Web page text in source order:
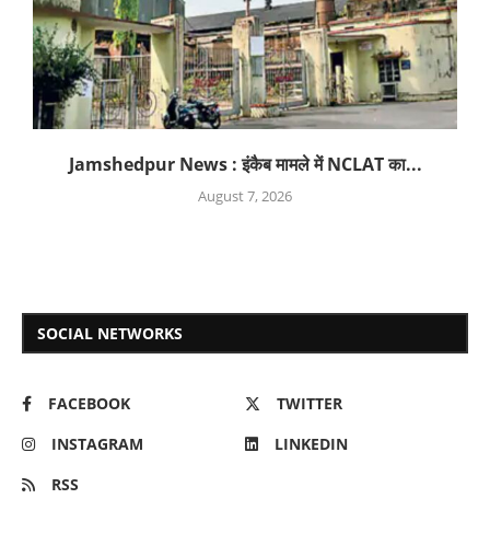
Jamshedpur News : इंकैब मामले में NCLAT का...
August 7, 2026
SOCIAL NETWORKS
FACEBOOK
TWITTER
INSTAGRAM
LINKEDIN
RSS